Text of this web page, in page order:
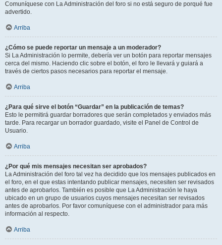
Comuníquese con La Administración del foro si no está seguro de porqué fue
advertido.
Arriba
¿Cómo se puede reportar un mensaje a un moderador?
Si La Administración lo permite, debería ver un botón para reportar mensajes
cerca del mismo. Haciendo clic sobre el botón, el foro le llevará y guiará a
través de ciertos pasos necesarios para reportar el mensaje.
Arriba
¿Para qué sirve el botón “Guardar” en la publicación de temas?
Esto le permitirá guardar borradores que serán completados y enviados más
tarde. Para recargar un borrador guardado, visite el Panel de Control de
Usuario.
Arriba
¿Por qué mis mensajes necesitan ser aprobados?
La Administración del foro tal vez ha decidido que los mensajes publicados en
el foro, en el que estas intentando publicar mensajes, necesiten ser revisados
antes de aprobarlos. También es posible que La Administración le haya
ubicado en un grupo de usuarios cuyos mensajes necesitan ser revisados
antes de aprobarlos. Por favor comuníquese con el administrador para más
información al respecto.
Arriba